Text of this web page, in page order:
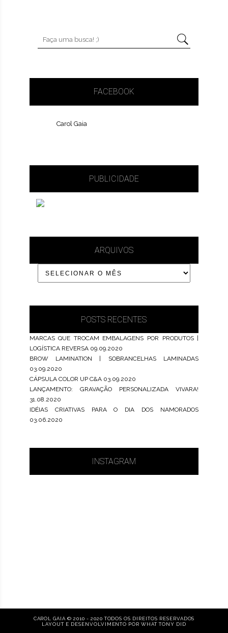
FACEBOOK
Carol Gaia
PUBLICIDADE
ARQUIVOS
POSTS RECENTES
MARCAS QUE TROCAM EMBALAGENS POR PRODUTOS |
LOGÍSTICA REVERSA 09.09.2020
BROW LAMINATION | SOBRANCELHAS LAMINADAS
03.09.2020
CÁPSULA COLOR UP C&A 03.09.2020
LANÇAMENTO: GRAVAÇÃO PERSONALIZADA VIVARA!
31.08.2020
IDÉIAS CRIATIVAS PARA O DIA DOS NAMORADOS
03.06.2020
INSTAGRAM
CAROL GAIA © 2010 - 2020 TODOS OS DIREITOS RESERVADOS
LAYOUT E DESENVOLVIMENTO PORWHAT TONY DID